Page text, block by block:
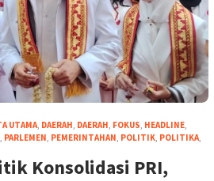
UTAMA, DAERAH, DAERAH, FOKUS, HEADLINE,
, PARLEMEN, PEMERINTAHAN, POLITIK, POLITIKA,
Konsolidasi PRI,